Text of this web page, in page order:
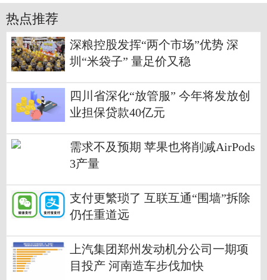
热点推荐
深粮控股发挥“两个市场”优势 深
圳“米袋子” 量足价又稳
四川省深化“放管服” 今年将发放创
业担保贷款40亿元
需求不及预期 苹果也将削减AirPods
3产量
支付更繁琐了 互联互通“围墙”拆除
仍任重道远
上汽集团郑州发动机分公司一期项
目投产 河南造车步伐加快